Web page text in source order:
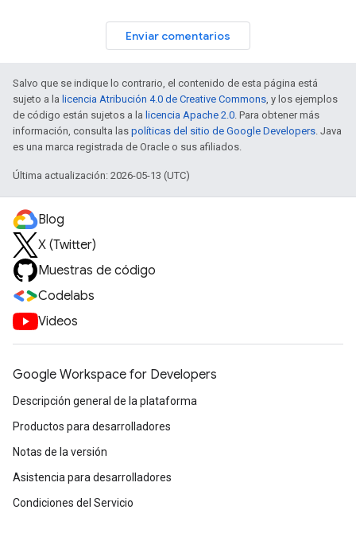
Enviar comentarios
Salvo que se indique lo contrario, el contenido de esta página está
sujeto a la licencia Atribución 4.0 de Creative Commons, y los ejemplos
de código están sujetos a la licencia Apache 2.0. Para obtener más
información, consulta las políticas del sitio de Google Developers. Java
es una marca registrada de Oracle o sus afiliados.
Última actualización: 2026-05-13 (UTC)
Blog
X (Twitter)
Muestras de código
Codelabs
Videos
Google Workspace for Developers
Descripción general de la plataforma
Productos para desarrolladores
Notas de la versión
Asistencia para desarrolladores
Condiciones del Servicio